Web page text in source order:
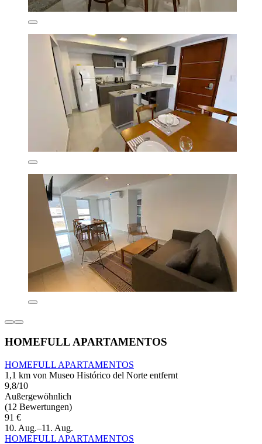
HOMEFULL APARTAMENTOS
HOMEFULL APARTAMENTOS
1,1 km von Museo Histórico del Norte entfernt
9,8/10
Außergewöhnlich
(12 Bewertungen)
91 €
10. Aug.–11. Aug.
HOMEFULL APARTAMENTOS